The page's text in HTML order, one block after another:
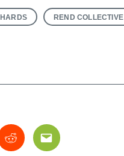
REND COLLECTIVE
RedditEmail